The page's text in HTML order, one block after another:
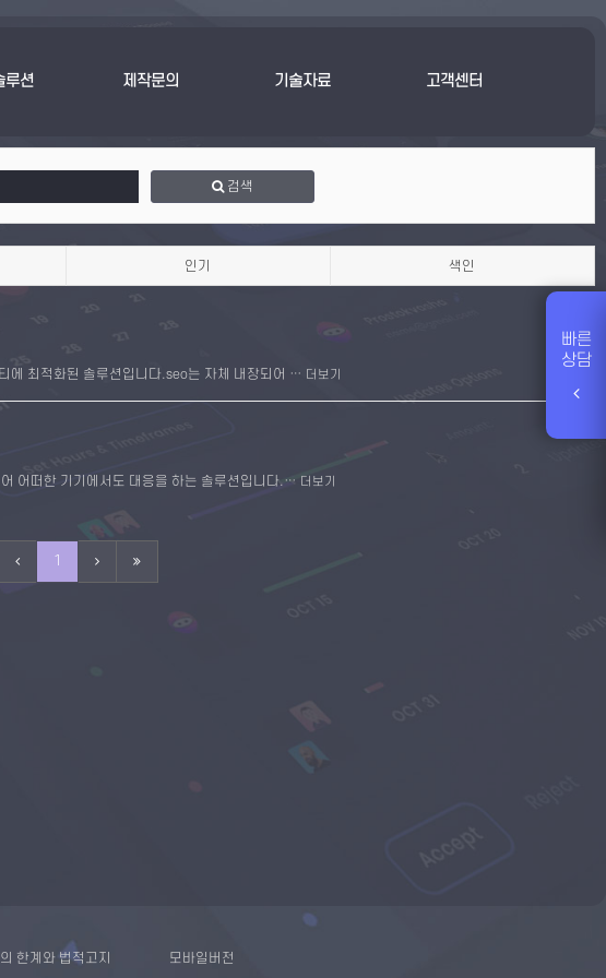
루션 제작문의 기술자료 고객센터
검색
인기 색인
에 최적화된 솔루션입니다.seo는 자체 내장되어 … 더보기
어떠한 기기에서도 대응을 하는 솔루션입니다.… 더보기
1
한계와 법적고지 모바일버전
빠른
상담